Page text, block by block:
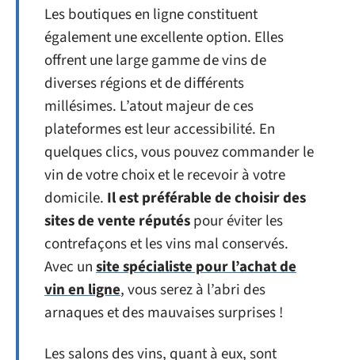
Les boutiques en ligne constituent
également une excellente option. Elles
offrent une large gamme de vins de
diverses régions et de différents
millésimes. L’atout majeur de ces
plateformes est leur accessibilité. En
quelques clics, vous pouvez commander le
vin de votre choix et le recevoir à votre
domicile. Il est préférable de choisir des
sites de vente réputéspour éviter les
contrefaçons et les vins mal conservés.
Avec unsite spécialiste pour l’achat de
vin en ligne, vous serez à l’abri des
arnaques et des mauvaises surprises !
Les salons des vins, quant à eux, sont